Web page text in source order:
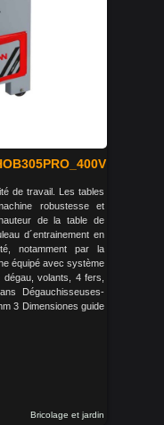
de travail. Les tables
robustesse et
de la table de
d´entrainement en
notamment par la
équipé avec système
volants, 4 fers,
Dégauchisseuses-
3 Dimensiones guide
Bricolage et jardin